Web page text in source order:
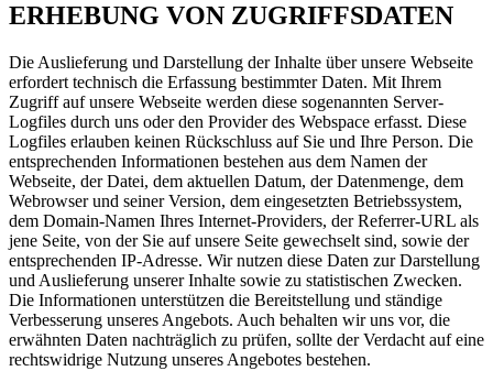
ERHEBUNG VON ZUGRIFFSDATEN
Die Auslieferung und Darstellung der Inhalte über unsere Webseite
erfordert technisch die Erfassung bestimmter Daten. Mit Ihrem
Zugriff auf unsere Webseite werden diese sogenannten Server-
Logfiles durch uns oder den Provider des Webspace erfasst. Diese
Logfiles erlauben keinen Rückschluss auf Sie und Ihre Person. Die
entsprechenden Informationen bestehen aus dem Namen der
Webseite, der Datei, dem aktuellen Datum, der Datenmenge, dem
Webrowser und seiner Version, dem eingesetzten Betriebssystem,
dem Domain-Namen Ihres Internet-Providers, der Referrer-URL als
jene Seite, von der Sie auf unsere Seite gewechselt sind, sowie der
entsprechenden IP-Adresse. Wir nutzen diese Daten zur Darstellung
und Auslieferung unserer Inhalte sowie zu statistischen Zwecken.
Die Informationen unterstützen die Bereitstellung und ständige
Verbesserung unseres Angebots. Auch behalten wir uns vor, die
erwähnten Daten nachträglich zu prüfen, sollte der Verdacht auf eine
rechtswidrige Nutzung unseres Angebotes bestehen.